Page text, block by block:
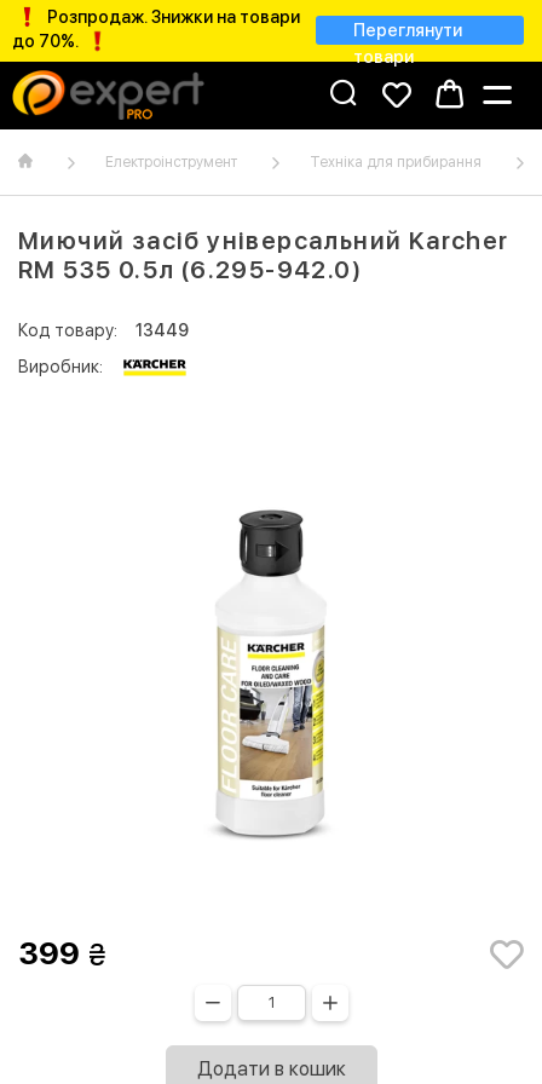
Розпродаж. Знижки на товари
до 70%.
Переглянути
товари
Електроінструмент Техніка для прибирання
Миючий засіб універсальний Karcher
RM 535 0.5л (6.295-942.0)
Код товару:
13449
Виробник:
399
Додати в кошик